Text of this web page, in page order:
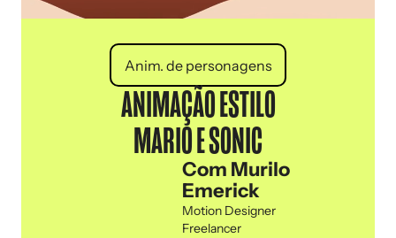
Anim. de personagens
ANIMAÇÃO ESTILO
MARIO E SONIC
Com Murilo
Emerick
Motion Designer
Freelancer